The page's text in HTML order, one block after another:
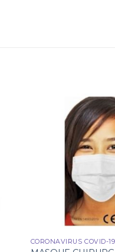
CORONAVIRUS COVID-19